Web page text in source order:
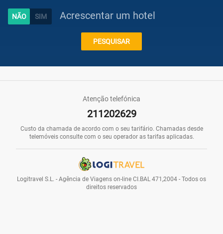
Caraíbas
Acrescentar um hotel
PESQUISAR
Atenção telefónica
211202629
Custo da chamada de acordo com o seu tarifário. Chamadas desde
telemóveis consulte com o seu operador as tarifas aplicadas.
Logitravel S.L. - Agência de Viagens on-line CI.BAL 471,2004 - Todos os
direitos reservados